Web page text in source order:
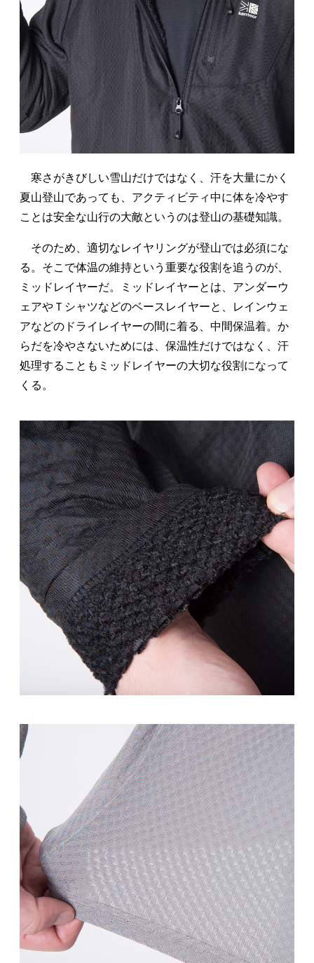
寒さがきびしい雪山だけではなく、汗を大量にかく
夏山登山であっても、アクティビティ中に体を冷やす
ことは安全な山行の大敵というのは登山の基礎知識。
そのため、適切なレイヤリングが登山では必須にな
る。そこで体温の維持という重要な役割を追うのが、
ミッドレイヤーだ。ミッドレイヤーとは、アンダーウ
ェアやＴシャツなどのベースレイヤーと、レインウェ
アなどのドライレイヤーの間に着る、中間保温着。か
らだを冷やさないためには、保温性だけではなく、汗
処理することもミッドレイヤーの大切な役割になって
くる。